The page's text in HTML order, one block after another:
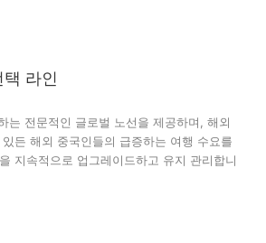
라인
는 전문적인 글로벌 노선을 제공하며, 해외
든 해외 중국인들의 급증하는 여행 수요를
지속적으로 업그레이드하고 유지 관리합니